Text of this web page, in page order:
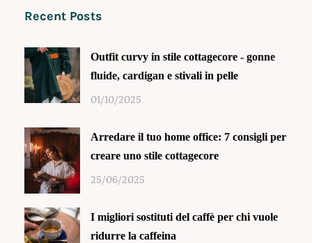
Recent Posts
Outfit curvy in stile cottagecore - gonne
fluide, cardigan e stivali in pelle
01/10/2025
Arredare il tuo home office: 7 consigli per
creare uno stile cottagecore
25/06/2025
I migliori sostituti del caffè per chi vuole
ridurre la caffeina